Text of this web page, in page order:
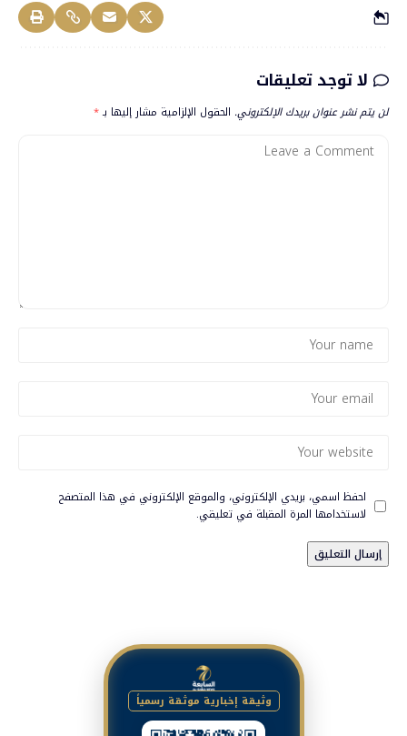
لا توجد تعليقات
لن يتم نشر عنوان بريدك الإلكتروني. الحقول الإلزامية مشار إليها بـ*
احفظ اسمي، بريدي الإلكتروني، والموقع الإلكتروني في هذا المتصفح
لاستخدامها المرة المقبلة في تعليقي.
وثيقة إخبارية موثقة رسمياً